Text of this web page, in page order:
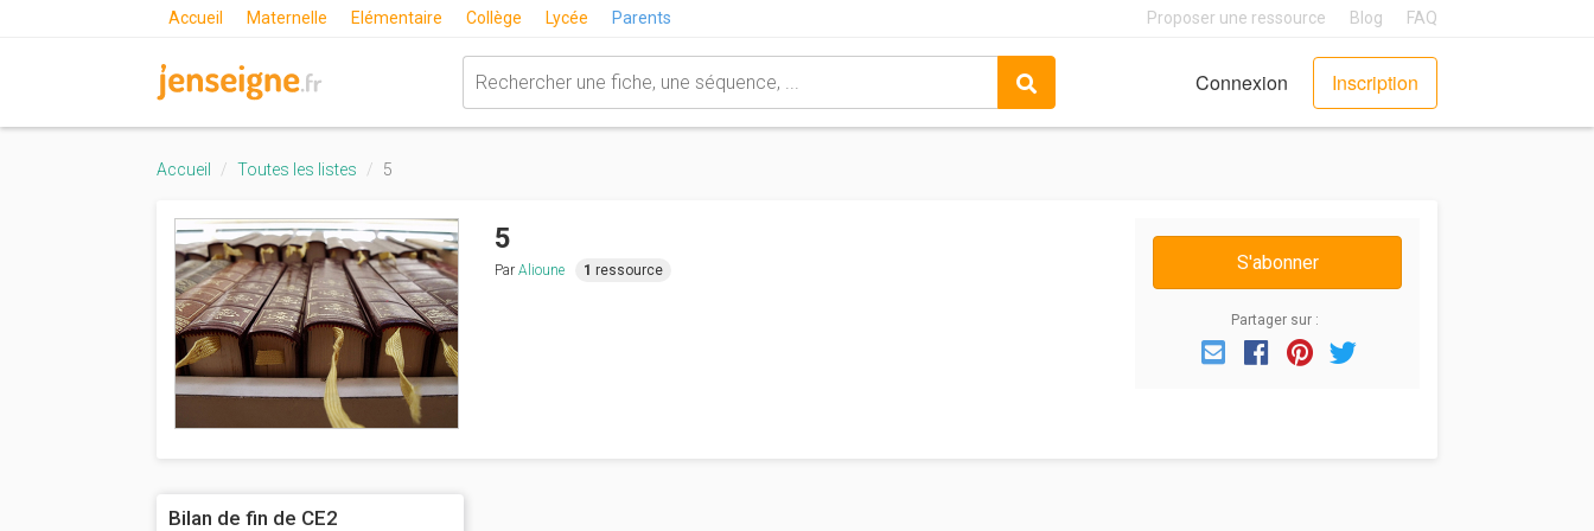
Accueil Maternelle Elémentaire Collège Lycée Parents Proposer une ressource Blog FAQ
Connexion Inscription
Accueil Toutes les listes 5
5
Par Alioune 1 ressource S'abonner
Partager sur :
EmailFacebook
Pinterest
Bilan de fin de CE2